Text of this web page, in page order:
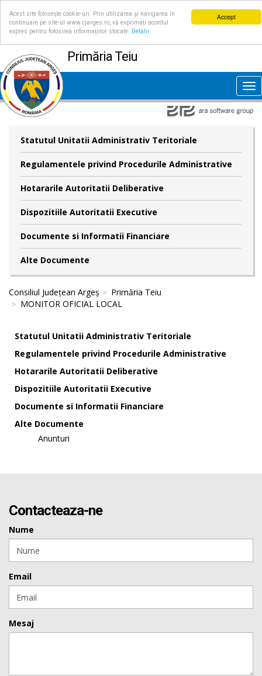
Accept
Acest site folosește cookie-uri. Prin utilizarea și navigarea în
continuare pe site-ul www.cjarges.ro, vă exprimați acordul
expres pentru folosirea informațiilor stocate.
Detalii
Primăria Teiu
Statutul Unitatii Administrativ Teritoriale
Regulamentele privind Procedurile Administrative
Hotararile Autoritatii Deliberative
Dispozitiile Autoritatii Executive
Documente si Informatii Financiare
Alte Documente
Consiliul Județean Argeș
Primăria Teiu
MONITOR OFICIAL LOCAL
Statutul Unitatii Administrativ Teritoriale
Regulamentele privind Procedurile Administrative
Hotararile Autoritatii Deliberative
Dispozitiile Autoritatii Executive
Documente si Informatii Financiare
Alte Documente
Anunturi
Contacteaza-ne
Nume
Email
Mesaj